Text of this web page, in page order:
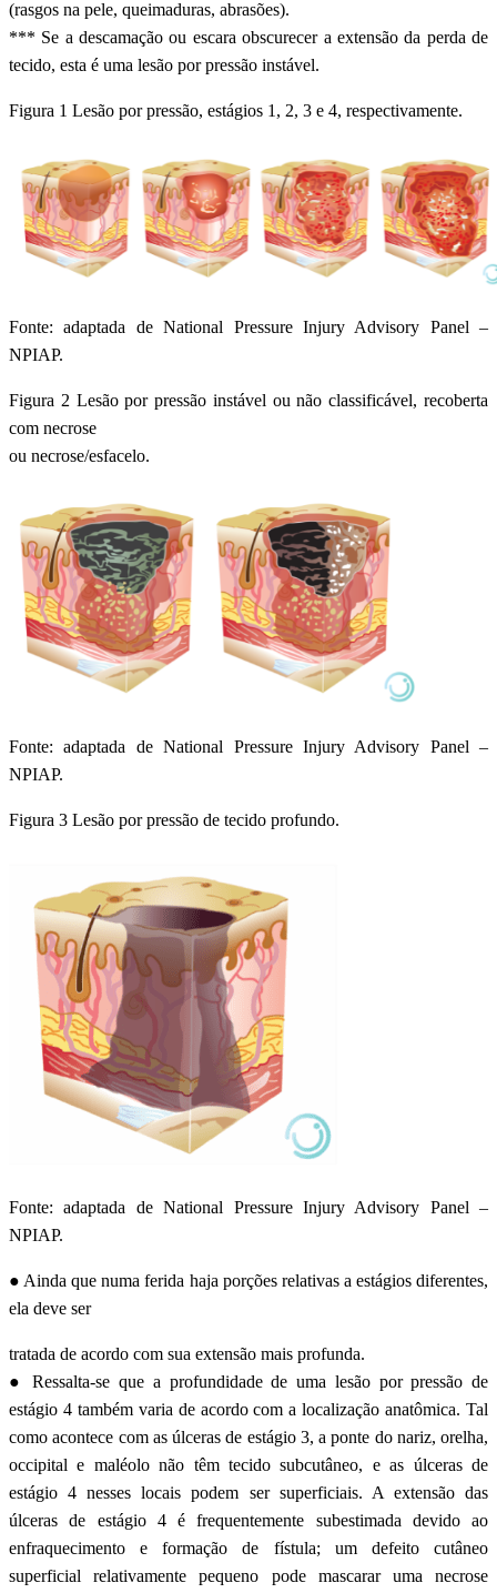
(rasgos na pele, queimaduras, abrasões).
*** Se a descamação ou escara obscurecer a extensão da perda de
tecido, esta é uma lesão por pressão instável.
Figura 1 Lesão por pressão, estágios 1, 2, 3 e 4, respectivamente.
Fonte: adaptada de National Pressure Injury Advisory Panel –
NPIAP.
Figura 2 Lesão por pressão instável ou não classificável, recoberta
com necrose
ou necrose/esfacelo.
Fonte: adaptada de National Pressure Injury Advisory Panel –
NPIAP.
Figura 3 Lesão por pressão de tecido profundo.
Fonte: adaptada de National Pressure Injury Advisory Panel –
NPIAP.
● Ainda que numa ferida haja porções relativas a estágios diferentes,
ela deve ser
tratada de acordo com sua extensão mais profunda.
● Ressalta-se que a profundidade de uma lesão por pressão de
estágio 4 também varia de acordo com a localização anatômica. Tal
como acontece com as úlceras de estágio 3, a ponte do nariz, orelha,
occipital e maléolo não têm tecido subcutâneo, e as úlceras de
estágio 4 nesses locais podem ser superficiais. A extensão das
úlceras de estágio 4 é frequentemente subestimada devido ao
enfraquecimento e formação de fístula; um defeito cutâneo
superficial relativamente pequeno pode mascarar uma necrose